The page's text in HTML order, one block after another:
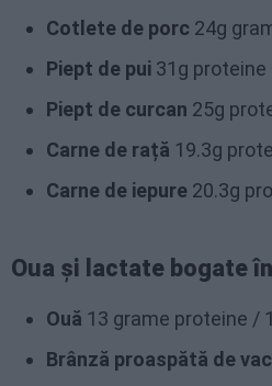
Cotlete de porc 24g
Piept de pui 31g proteine
Piept de curcan 25g
Carne de rață 19.3g
Carne de iepure 20.3g
Oua și lactate bogate
Ouă 13 grame proteine /
Brânză proaspătă de